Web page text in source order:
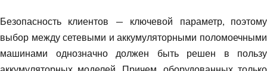
Безопасность клиентов — ключевой параметр, поэтому
выбор между сетевыми и аккумуляторными поломоечными
машинами однозначно должен быть решен в пользу